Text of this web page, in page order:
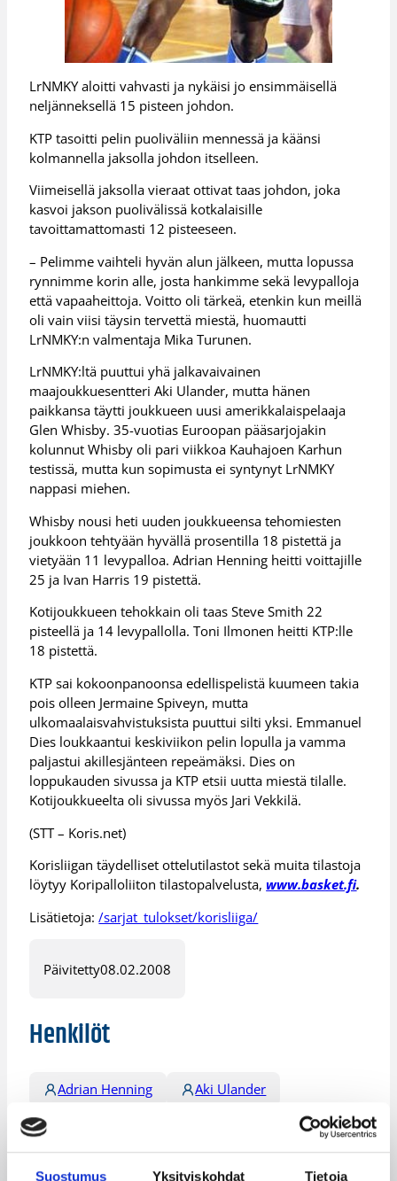
Suostumus Yksityiskohdat Tietoja
LrNMKY aloitti vahvasti ja nykäisi jo ensimmäisellä
neljänneksellä 15 pisteen johdon.
KTP tasoitti pelin puoliväliin mennessä ja käänsi
kolmannella jaksolla johdon itselleen.
Viimeisellä jaksolla vieraat ottivat taas johdon, joka
kasvoi jakson puolivälissä kotkalaisille
tavoittamattomasti 12 pisteeseen.
– Pelimme vaihteli hyvän alun jälkeen, mutta lopussa
rynnimme korin alle, josta hankimme sekä levypalloja
että vapaaheittoja. Voitto oli tärkeä, etenkin kun meillä
oli vain viisi täysin tervettä miestä, huomautti
LrNMKY:n valmentaja Mika Turunen.
LrNMKY:ltä puuttui yhä jalkavaivainen
maajoukkuesentteri Aki Ulander, mutta hänen
paikkansa täytti joukkueen uusi amerikkalaispelaaja
Glen Whisby. 35-vuotias Euroopan pääsarjojakin
kolunnut Whisby oli pari viikkoa Kauhajoen Karhun
testissä, mutta kun sopimusta ei syntynyt LrNMKY
nappasi miehen.
Whisby nousi heti uuden joukkueensa tehomiesten
joukkoon tehtyään hyvällä prosentilla 18 pistettä ja
vietyään 11 levypalloa. Adrian Henning heitti voittajille
25 ja Ivan Harris 19 pistettä.
Kotijoukkueen tehokkain oli taas Steve Smith 22
pisteellä ja 14 levypallolla. Toni Ilmonen heitti KTP:lle
18 pistettä.
KTP sai kokoonpanoonsa edellispelistä kuumeen takia
pois olleen Jermaine Spiveyn, mutta
ulkomaalaisvahvistuksista puuttui silti yksi. Emmanuel
Dies loukkaantui keskiviikon pelin lopulla ja vamma
paljastui akillesjänteen repeämäksi. Dies on
loppukauden sivussa ja KTP etsii uutta miestä tilalle.
Kotijoukkueelta oli sivussa myös Jari Vekkilä.
(STT – Koris.net)
Korisliigan täydelliset ottelutilastot sekä muita tilastoja
löytyy Koripalloliiton tilastopalvelusta, www.basket.fi.
Lisätietoja:/sarjat_tulokset/korisliiga/
Päivitetty08.02.2008
Henkilöt
Adrian Henning
Aki Ulander
Ivan Harris
Jari Vekkilä